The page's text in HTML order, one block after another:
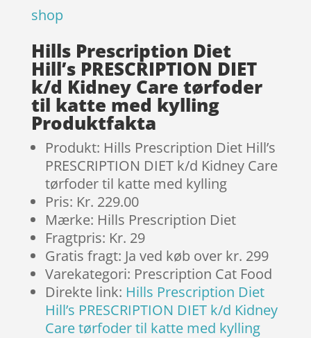
shop
Hills Prescription Diet
Hill’s PRESCRIPTION DIET
k/d Kidney Care tørfoder
til katte med kylling
Produktfakta
Produkt: Hills Prescription Diet Hill’s
PRESCRIPTION DIET k/d Kidney Care
tørfoder til katte med kylling
Pris: Kr. 229.00
Mærke: Hills Prescription Diet
Fragtpris: Kr. 29
Gratis fragt: Ja ved køb over kr. 299
Varekategori: Prescription Cat Food
Direkte link: Hills Prescription Diet
Hill’s PRESCRIPTION DIET k/d Kidney
Care tørfoder til katte med kylling